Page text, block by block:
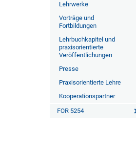
Lehrwerke
Vorträge und
Fortbildungen
Lehrbuchkapitel und
praxisorientierte
Veröffentlichungen
Presse
Praxisorientierte Lehre
Kooperationspartner
FOR 5254